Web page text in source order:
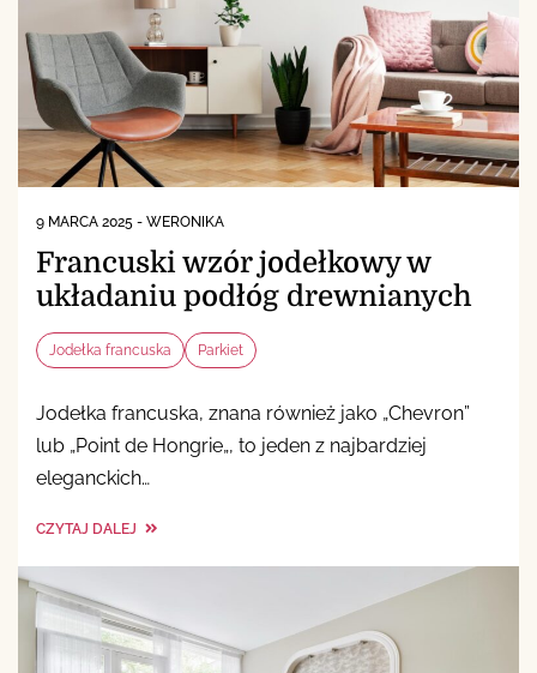
9 MARCA 2025 - WERONIKA
Francuski wzór jodełkowy w
układaniu podłóg drewnianych
Jodełka francuska Parkiet
Jodełka francuska, znana również jako „Chevron”
lub „Point de Hongrie„, to jeden z najbardziej
eleganckich…
CZYTAJ DALEJ